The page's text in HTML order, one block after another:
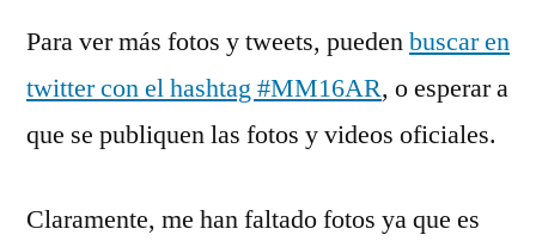
Para ver más fotos y tweets, puedenbuscar en
twitter con el hashtag #MM16AR, o esperar a
que se publiquen las fotos y videos oficiales.
Claramente, me han faltado fotos ya que es